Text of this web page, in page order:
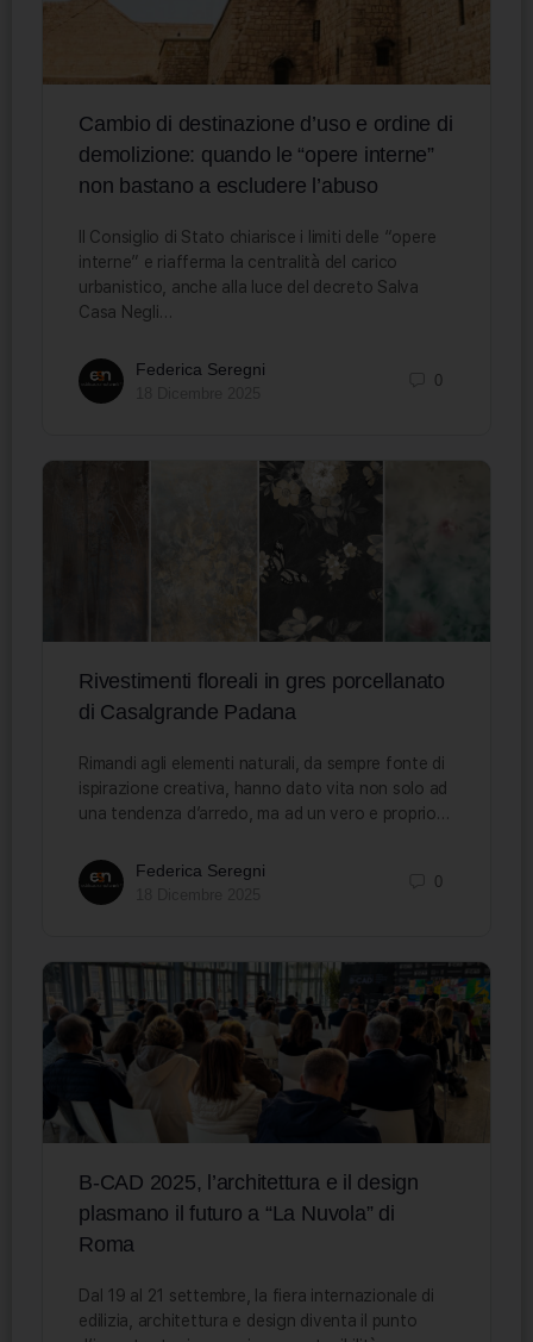
Cambio di destinazione d’uso e ordine di
demolizione: quando le “opere interne”
non bastano a escludere l’abuso
Il Consiglio di Stato chiarisce i limiti delle “opere
interne” e riafferma la centralità del carico
urbanistico, anche alla luce del decreto Salva
Casa Negli…
Federica Seregni
0
Rivestimenti floreali in gres porcellanato
di Casalgrande Padana
Rimandi agli elementi naturali, da sempre fonte di
ispirazione creativa, hanno dato vita non solo ad
una tendenza d’arredo, ma ad un vero e proprio…
Federica Seregni
0
B-CAD 2025, l’architettura e il design
plasmano il futuro a “La Nuvola” di
Roma
Dal 19 al 21 settembre, la fiera internazionale di
edilizia, architettura e design diventa il punto